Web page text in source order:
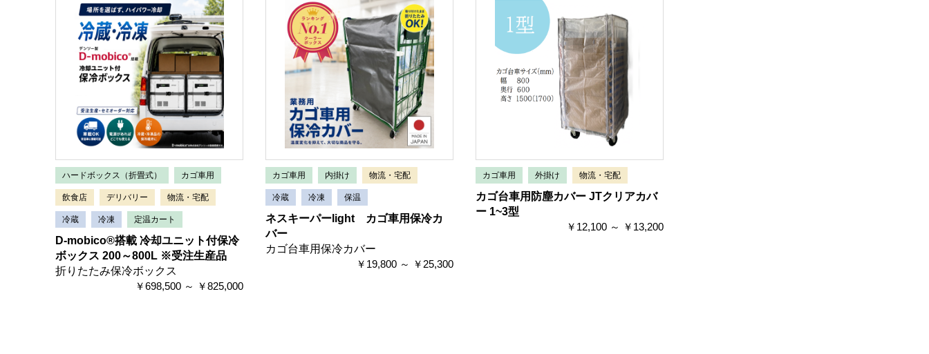
ハードボックス（折畳式） カゴ車用
飲食店 デリバリー 物流・宅配
冷蔵 冷凍 定温カート
D-mobico®搭載 冷却ユニット付保冷
ボックス 200～800L ※受注生産品
折りたたみ保冷ボックス
￥698,500 ～ ￥825,000
カゴ車用 内掛け 物流・宅配
冷蔵 冷凍 保温
ネスキーパーlight カゴ車用保冷カ
バー
カゴ台車用保冷カバー
￥19,800 ～ ￥25,300
カゴ車用 外掛け 物流・宅配
カゴ台車用防塵カバー JTクリアカバ
ー 1~3型
￥12,100 ～ ￥13,200